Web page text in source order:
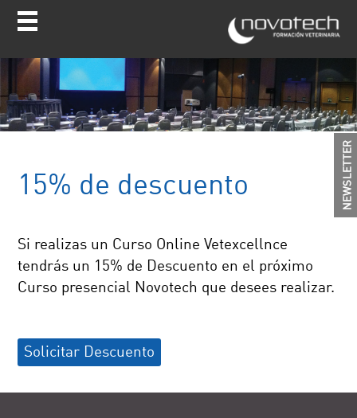
15% de descuento
Si realizas un Curso Online Vetexcellnce
tendrás un 15% de Descuento en el próximo
Curso presencial Novotech que desees realizar.
Solicitar Descuento